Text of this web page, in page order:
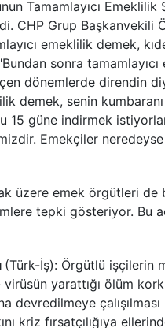
Tamamlayıcı
CHP Grup Başkanvekili
emeklilik demek,
sonra
dönemlerde direndin
demek, senin
15 güne indirmek
Emekçiler
üzere emek örgütleri de
tepki gösteriyor. Bu
(Türk-İş): Örgütlü işçilerin
yarattığı ölüm
devredilmeye
kriz fırsatçılığıya